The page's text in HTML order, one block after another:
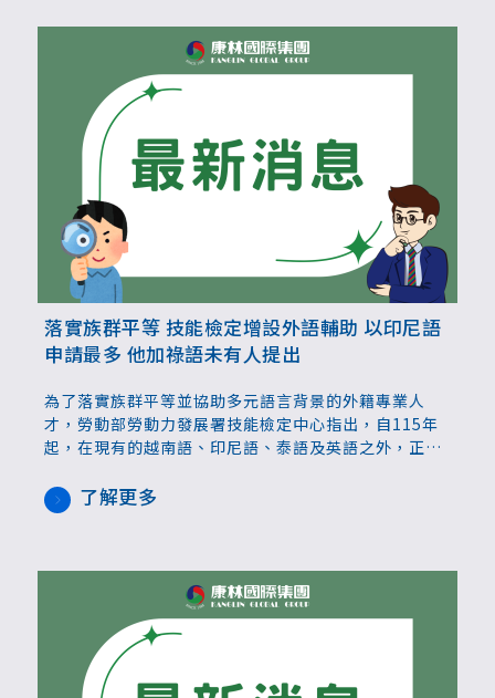
落實族群平等 技能檢定增設外語輔助 以印尼語
申請最多 他加祿語未有人提出
為了落實族群平等並協助多元語言背景的外籍專業人
才，勞動部勞動力發展署技能檢定中心指出，自115年
起，在現有的越南語、印尼語、泰語及英語之外，正式
根據統計，全國檢定115年第1梯次，提供423人次外語
輔助，其中以印尼語申請最多，菲律賓語（他加祿語）
了解更多